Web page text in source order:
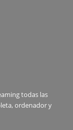
todas las
ordenador y